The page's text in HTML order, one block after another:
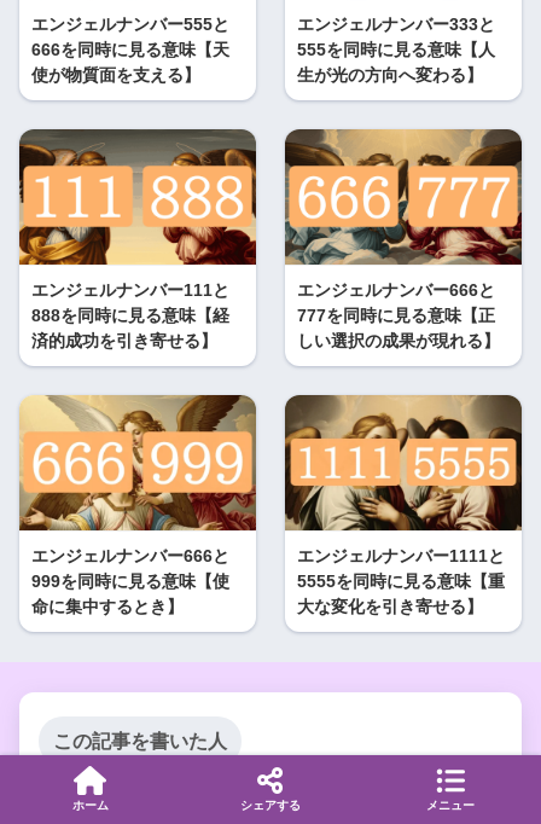
エンジェルナンバー555と
666を同時に見る意味【天
使が物質面を支える】
エンジェルナンバー333と
555を同時に見る意味【人
生が光の方向へ変わる】
エンジェルナンバー111と
888を同時に見る意味【経
済的成功を引き寄せる】
エンジェルナンバー666と
777を同時に見る意味【正
しい選択の成果が現れる】
エンジェルナンバー666と
999を同時に見る意味【使
命に集中するとき】
エンジェルナンバー1111と
5555を同時に見る意味【重
大な変化を引き寄せる】
この記事を書いた人
ホーム シェアする メニュー